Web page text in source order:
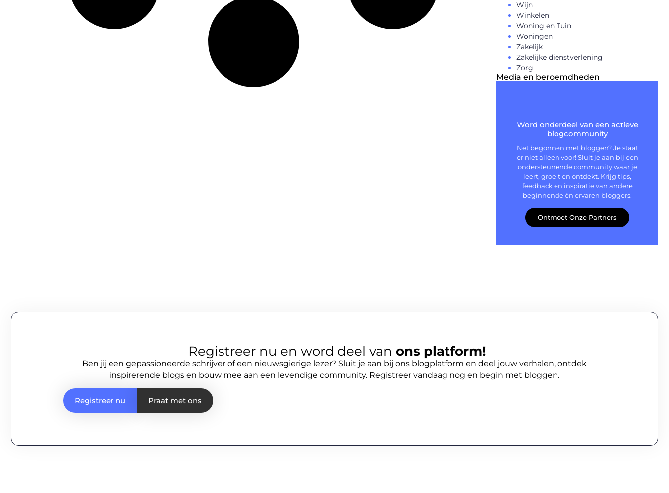
Wijn
Winkelen
Woning en Tuin
Woningen
Zakelijk
Zakelijke dienstverlening
Zorg
Media en beroemdheden
Word onderdeel van een actieve
blogcommunity
Net begonnen met bloggen? Je staat
er niet alleen voor! Sluit je aan bij een
ondersteunende community waar je
leert, groeit en ontdekt. Krijg tips,
feedback en inspiratie van andere
beginnende én ervaren bloggers.
Ontmoet Onze Partners
Registreer nu en word deel van ons platform!
Ben jij een gepassioneerde schrijver of een nieuwsgierige lezer? Sluit je aan bij ons blogplatform en deel jouw verhalen, ontdek
inspirerende blogs en bouw mee aan een levendige community. Registreer vandaag nog en begin met bloggen.
Registreer nu Praat met ons